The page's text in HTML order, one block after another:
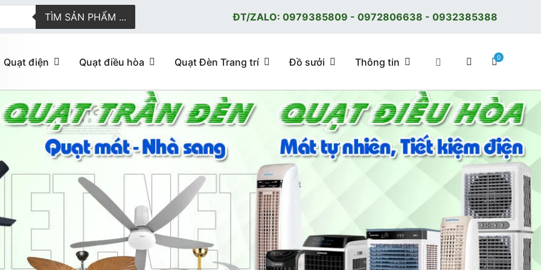
TÌM SẢN PHẨM ... ĐT/ZALO: 0979385809 - 0972806638 - 0932385388
tuyến giao hàng nhanh
hòa, quạt trần đèn trang trí, đèn trang trí chính Hãng, loại tốt, giá tốt, có F.reeShip tại Hà Nội
Quạt điện Quạt điều hòa Quạt Đèn Trang trí Đồ sưởi Thông tin 0